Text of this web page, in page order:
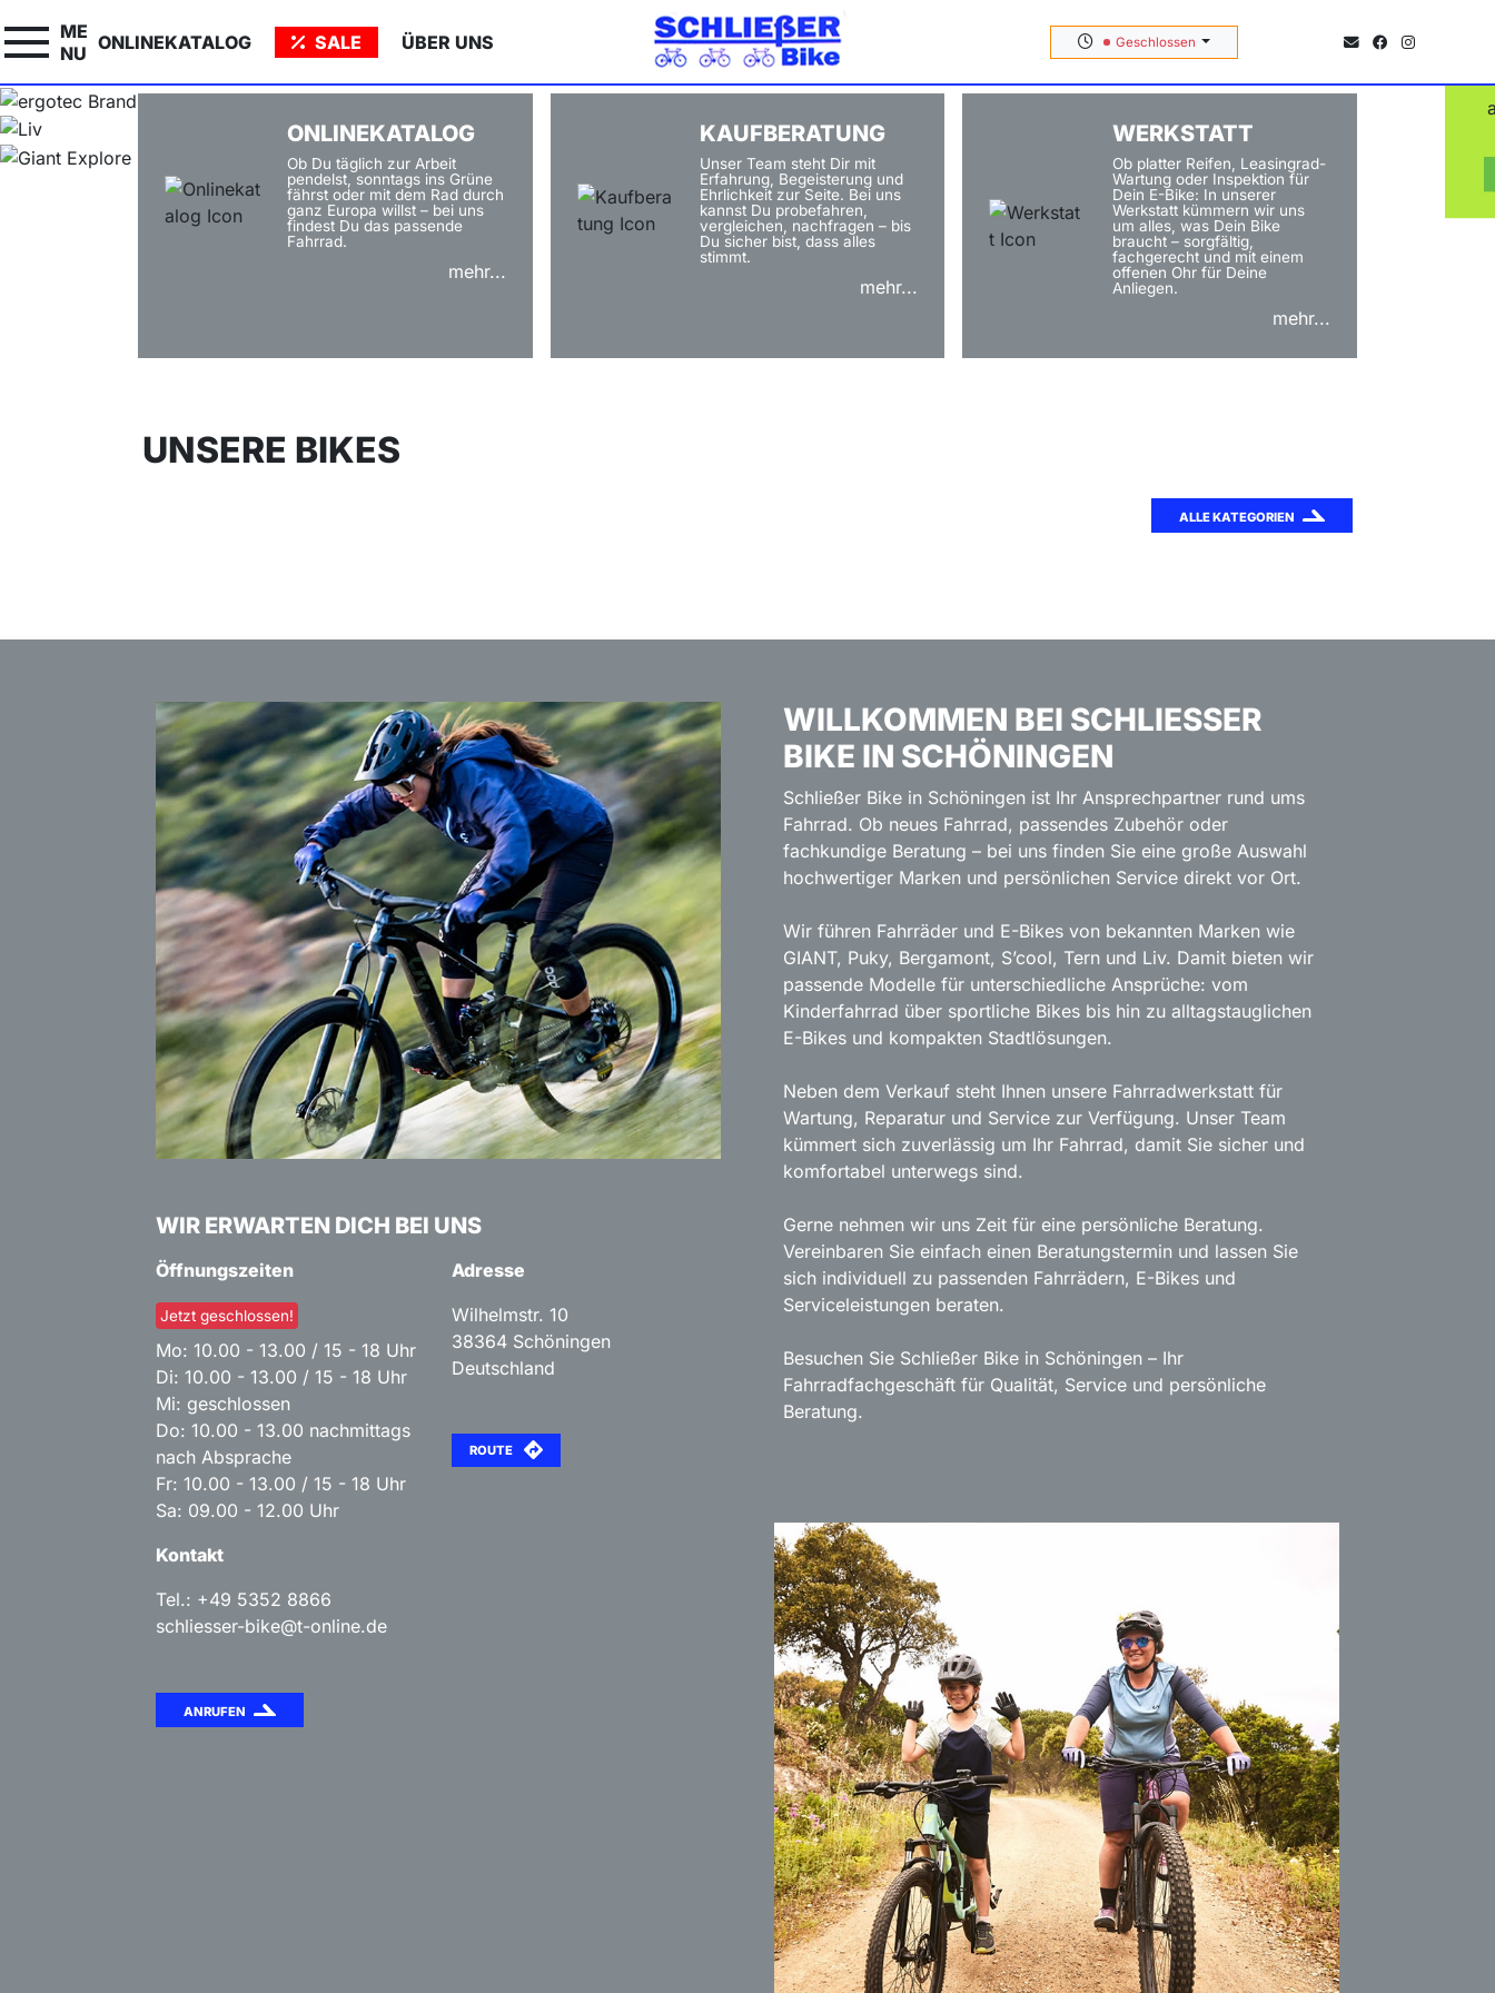
ME
NU ONLINEKATALOG SALE ÜBER UNS Geschlossen
Bei uns erhältlich
ONLINEKATALOG
Ob Du täglich zur Arbeit
pendelst, sonntags ins Grüne
fährst oder mit dem Rad durch
ganz Europa willst – bei uns
findest Du das passende
Fahrrad.
mehr...
KAUFBERATUNG
Unser Team steht Dir mit
Erfahrung, Begeisterung und
Ehrlichkeit zur Seite. Bei uns
kannst Du probefahren,
vergleichen, nachfragen – bis
Du sicher bist, dass alles
stimmt.
mehr...
WERKSTATT
Ob platter Reifen, Leasingrad-
Wartung oder Inspektion für
Dein E-Bike: In unserer
Werkstatt kümmern wir uns
um alles, was Dein Bike
braucht – sorgfältig,
fachgerecht und mit einem
offenen Ohr für Deine
Anliegen.
mehr...
UNSERE BIKES
ALLE KATEGORIEN
WIR ERWARTEN DICH BEI UNS
Öffnungszeiten
Jetzt geschlossen!
Mo: 10.00 - 13.00 / 15 - 18 Uhr
Di: 10.00 - 13.00 / 15 - 18 Uhr
Mi: geschlossen
Do: 10.00 - 13.00 nachmittags
nach Absprache
Fr: 10.00 - 13.00 / 15 - 18 Uhr
Sa: 09.00 - 12.00 Uhr
Adresse
Wilhelmstr. 10
38364 Schöningen
Deutschland
ROUTE
Kontakt
Tel.: +49 5352 8866
schliesser-bike@t-online.de
ANRUFEN
WILLKOMMEN BEI SCHLIESSER B
IKE IN SCHÖNINGEN
Schließer Bike in Schöningen ist Ihr Ansprechpartner rund ums
Fahrrad. Ob neues Fahrrad, passendes Zubehör oder
fachkundige Beratung – bei uns finden Sie eine große Auswahl
hochwertiger Marken und persönlichen Service direkt vor Ort.
Wir führen Fahrräder und E-Bikes von bekannten Marken wie
GIANT, Puky, Bergamont, S’cool, Tern und Liv. Damit bieten wir
passende Modelle für unterschiedliche Ansprüche: vom
Kinderfahrrad über sportliche Bikes bis hin zu alltagstauglichen
E-Bikes und kompakten Stadtlösungen.
Neben dem Verkauf steht Ihnen unsere Fahrradwerkstatt für
Wartung, Reparatur und Service zur Verfügung. Unser Team
kümmert sich zuverlässig um Ihr Fahrrad, damit Sie sicher und
komfortabel unterwegs sind.
Gerne nehmen wir uns Zeit für eine persönliche Beratung.
Vereinbaren Sie einfach einen Beratungstermin und lassen Sie
sich individuell zu passenden Fahrrädern, E-Bikes und
Serviceleistungen beraten.
Besuchen Sie Schließer Bike in Schöningen – Ihr
Fahrradfachgeschäft für Qualität, Service und persönliche
Beratung.